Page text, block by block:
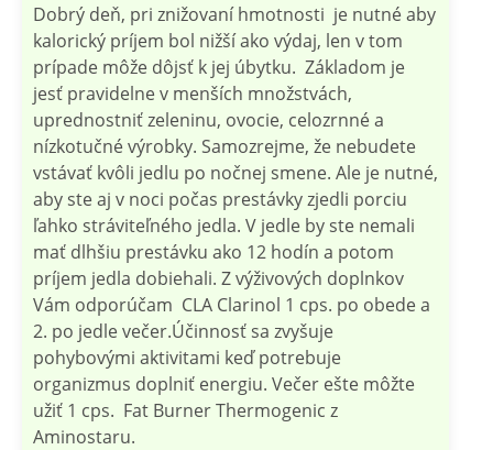
Dobrý deň, pri znižovaní hmotnosti je nutné aby
kalorický príjem bol nižší ako výdaj, len v tom
prípade môže dôjsť k jej úbytku. Základom je
jesť pravidelne v menších množstvách,
uprednostniť zeleninu, ovocie, celozrnné a
nízkotučné výrobky. Samozrejme, že nebudete
vstávať kvôli jedlu po nočnej smene. Ale je nutné,
aby ste aj v noci počas prestávky zjedli porciu
ľahko stráviteľného jedla. V jedle by ste nemali
mať dlhšiu prestávku ako 12 hodín a potom
príjem jedla dobiehali. Z výživových doplnkov
Vám odporúčam CLA Clarinol 1 cps. po obede a
2. po jedle večer.Účinnosť sa zvyšuje
pohybovými aktivitami keď potrebuje
organizmus doplniť energiu. Večer ešte môžte
užiť 1 cps. Fat Burner Thermogenic z
Aminostaru.